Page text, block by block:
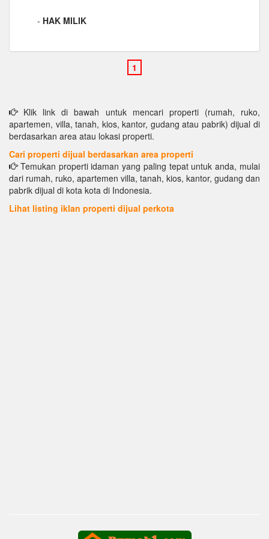
- HAK MILIK
Klik link di bawah untuk mencari properti (rumah, ruko,
apartemen, villa, tanah, kios, kantor, gudang atau pabrik) dijual di
berdasarkan area atau lokasi properti.
Cari properti dijual berdasarkan area properti
Temukan properti idaman yang paling tepat untuk anda, mulai
dari rumah, ruko, apartemen villa, tanah, kios, kantor, gudang dan
pabrik dijual di kota kota di Indonesia.
Lihat listing iklan properti dijual perkota